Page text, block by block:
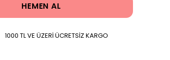
HEMEN AL
1000 TL VE ÜZERİ ÜCRETSİZ KARGO